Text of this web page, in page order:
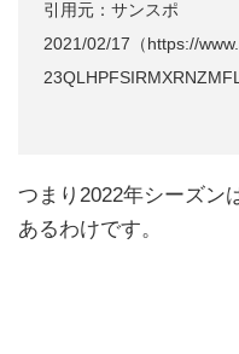
引用元：サンスポ
2021/02/17（https://
つまり2022年シーズン
あるわけです。